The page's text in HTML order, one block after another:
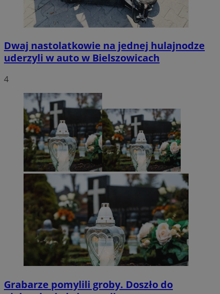
Dwaj nastolatkowie na jednej hulajnodze
uderzyli w auto w Bielszowicach
4
Grabarze pomylili groby. Doszło do